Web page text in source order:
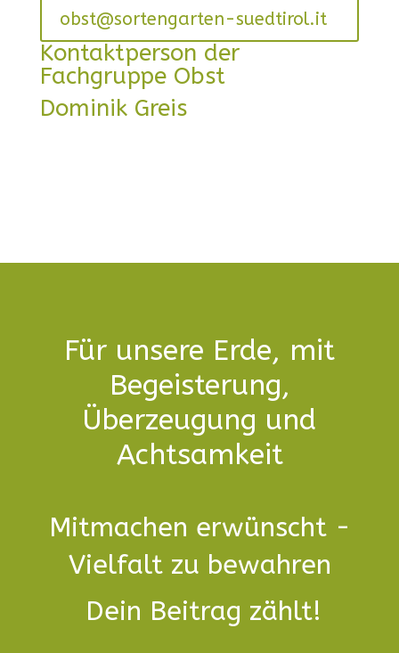
obst@sortengarten-suedtirol.it
Kontaktperson der
Fachgruppe Obst
Dominik Greis
Für unsere Erde, mit
Begeisterung,
Überzeugung und
Achtsamkeit
Mitmachen erwünscht -
Vielfalt zu bewahren
Dein Beitrag zählt!